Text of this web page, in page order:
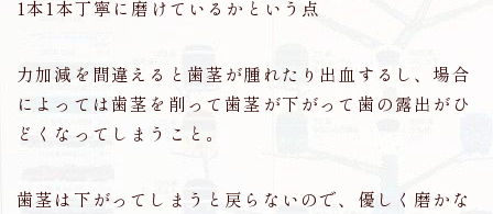
1本1本丁寧に磨けているかという点
力加減を間違えると歯茎が腫れたり出血するし、場合
によっては歯茎を削って歯茎が下がって歯の露出がひ
どくなってしまうこと。
歯茎は下がってしまうと戻らないので、優しく磨かな